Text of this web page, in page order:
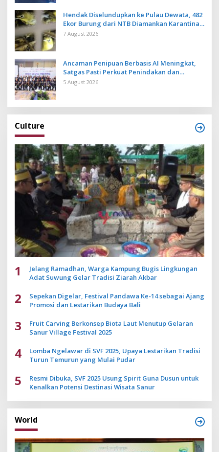
Hendak Diselundupkan ke Pulau Dewata, 482
Ekor Burung dari NTB Diamankan Karantina
Bali
7 August 2026
Ancaman Penipuan Berbasis AI Meningkat,
Satgas Pasti Perkuat Penindakan dan
Pengembangan Aplikasi Anti Penipuan
5 August 2026
Culture
1
Jelang Ramadhan, Warga Kampung Bugis Lingkungan
Adat Suwung Gelar Tradisi Ziarah Akbar
2
Sepekan Digelar, Festival Pandawa Ke-14 sebagai Ajang
Promosi dan Lestarikan Budaya Bali
3
Fruit Carving Berkonsep Biota Laut Menutup Gelaran
Sanur Village Festival 2025
4
Lomba Ngelawar di SVF 2025, Upaya Lestarikan Tradisi
Turun Temurun yang Mulai Pudar
5
Resmi Dibuka, SVF 2025 Usung Spirit Guna Dusun untuk
Kenalkan Potensi Destinasi Wisata Sanur
World